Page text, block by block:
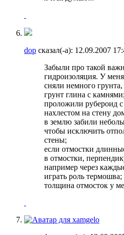
dop сказал(-а): 12.09.2007
Забыли про такой
гидроизоляция. У меня
сняли немного
грунт глина с камнями;
проложили рубероид
нахлестом на стену
в землю забили
чтобы исключить
стены;
если отмостки
в отмостки,
например через
играть роль термошва;
толщина отмосток у